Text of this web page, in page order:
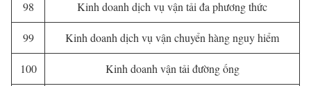
98 Kinh doanh dịch vụ vận tải đa phương thức
99 Kinh doanh dịch vụ vận chuyển hàng nguy hiểm
100 Kinh doanh vận tải đường ống